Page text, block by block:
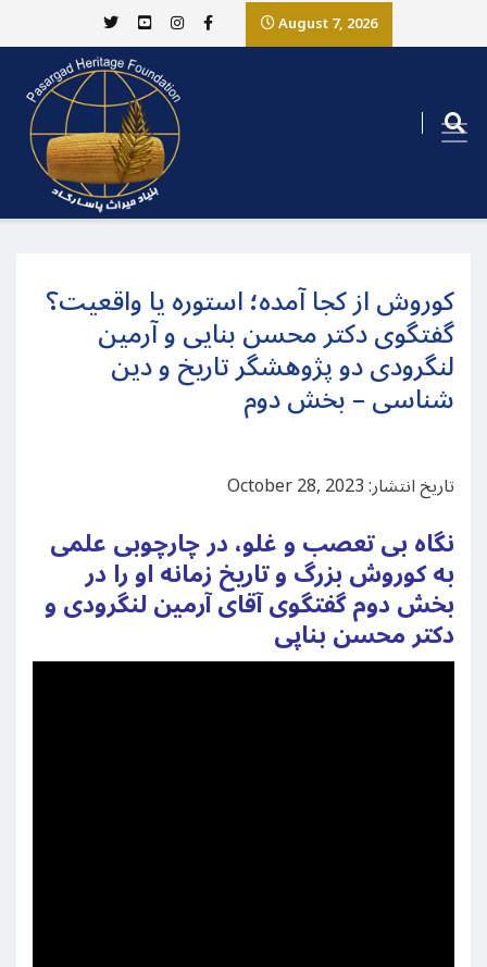
August 7, 2026
کوروش از کجا آمده؛ استوره یا واقعیت؟
گفتگوی دکتر محسن بنایی و آرمین
لنگرودی دو پژوهشگر تاریخ و دین
شناسی – بخش دوم
تاریخ انتشار: October 28, 2023
نگاه بی تعصب و غلو، در چارچوبی علمی
به کوروش بزرگ و تاریخ زمانه او را در
بخش دوم گفتگوی آقای آرمین لنگرودی و
دکتر محسن بناپی